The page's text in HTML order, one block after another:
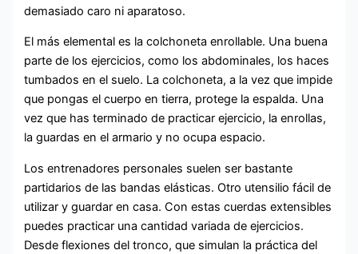
demasiado caro ni aparatoso.
El más elemental es la colchoneta enrollable. Una buena
parte de los ejercicios, como los abdominales, los haces
tumbados en el suelo. La colchoneta, a la vez que impide
que pongas el cuerpo en tierra, protege la espalda. Una
vez que has terminado de practicar ejercicio, la enrollas,
la guardas en el armario y no ocupa espacio.
Los entrenadores personales suelen ser bastante
partidarios de las bandas elásticas. Otro utensilio fácil de
utilizar y guardar en casa. Con estas cuerdas extensibles
puedes practicar una cantidad variada de ejercicios.
Desde flexiones del tronco, que simulan la práctica del